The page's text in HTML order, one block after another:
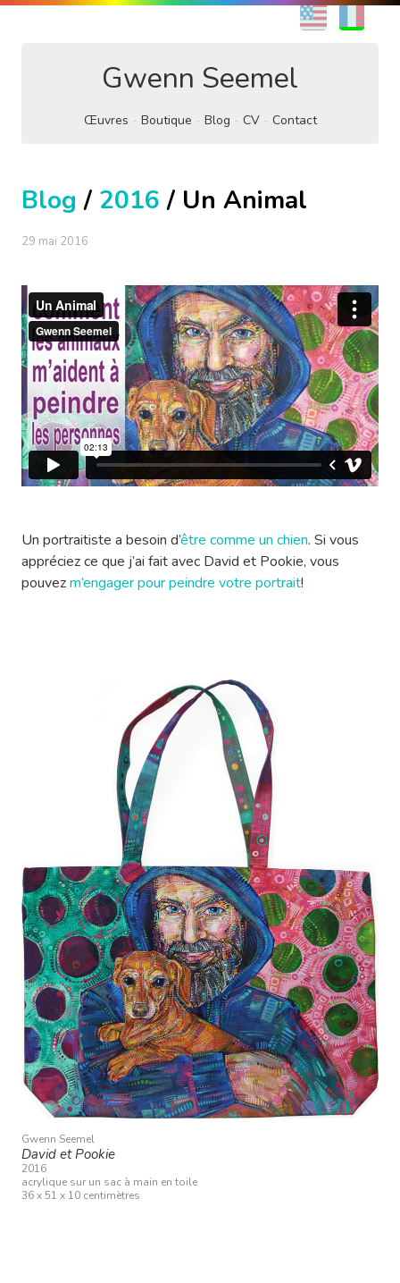
EN
Gwenn Seemel
Œuvres Boutique Blog CV Contact
Blog / 2016 / Un Animal
29 mai 2016
Un portraitiste a besoin d’être comme un chien. Si vous
appréciez ce que j’ai fait avec David et Pookie, vous
pouvezm’engager pour peindre votre portrait!
Gwenn Seemel
David et Pookie
2016
acrylique sur un sac à main en toile
36 x 51 x 10 centimètres